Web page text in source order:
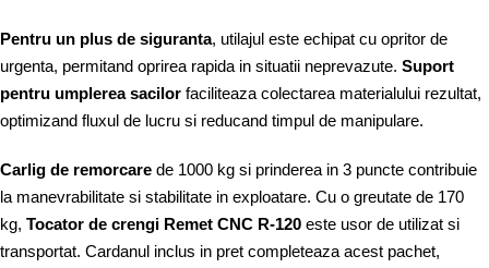
Pentru un plus de siguranta, utilajul este echipat cu opritor de
urgenta, permitand oprirea rapida in situatii neprevazute. Suport
pentru umplerea sacilor faciliteaza colectarea materialului rezultat,
optimizand fluxul de lucru si reducand timpul de manipulare.
Carlig de remorcare de 1000 kg si prinderea in 3 puncte contribuie
la manevrabilitate si stabilitate in exploatare. Cu o greutate de 170
kg, Tocator de crengi Remet CNC R-120 este usor de utilizat si
transportat. Cardanul inclus in pret completeaza acest pachet,